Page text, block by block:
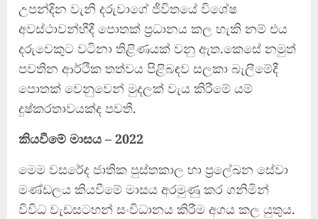
උපන්දින වැනි දරුවාගේ ජීවිතයේ විශේෂ
අවස්ථාවන්හීදී පොතක් ප්‍රධානය කල හැකි නම් එය
දරුවෙකුට වටිනා තිළිණයක් වනු ඇත.කෙසේ නමුත්
පවතින ආර්ථික තත්වය පිළිබඳව සලකා බැලීමේදී
පොතක් වෙනුවෙන් මුදලක් වැය කිරීමේ යම්
දුෂ්කරතාවයක්ද පවතී.
කියවීමේ මාසය – 2022
මෙම වසරේද ජාතික පුස්තකාල හා ප‍්‍රලේඛන සේවා
මණ්ඩලය කියවීමේ මාසය අරමුණු කර ගනිමින්
විවිධ වැඩසටහන් සංවිධානය කිරීම අගය කල යුතුය.